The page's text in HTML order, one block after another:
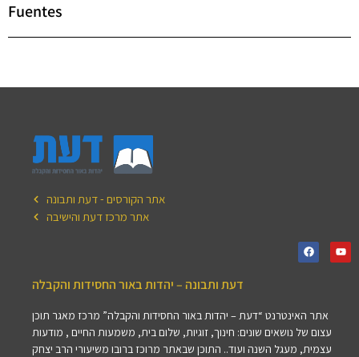
Fuentes
אתר הקורסים - דעת ותבונה
אתר מרכז דעת והישיבה
דעת ותבונה – יהדות באור החסידות והקבלה
אתר האינטרנט “דעת – יהדות באור החסידות והקבלה” מרכז מאגר תוכן
עצום של נושאים שונים: חינוך, זוגיות, שלום בית, משמעות החיים , מודעות
עצמית, מעגל השנה ועוד.. התוכן שבאתר מרוכז ברובו משיעורי הרב יצחק